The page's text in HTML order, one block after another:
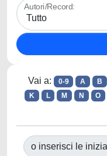
Autori/Record:
Vai a: 0-9 A B
K
L M N O
o inserisci le